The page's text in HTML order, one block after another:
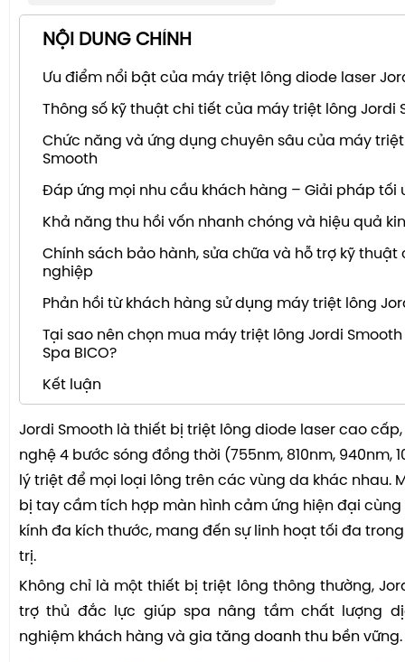
NỘI DUNG CHÍNH
Ưu điểm nổi bật của máy triệt lông diode laser
Thông số kỹ thuật chi tiết của máy triệt lông Jordi
Chức năng và ứng dụng chuyên sâu của máy
Smooth
Đáp ứng mọi nhu cầu khách hàng – Giải pháp tối
Khả năng thu hồi vốn nhanh chóng và hiệu quả
Chính sách bảo hành, sửa chữa và hỗ trợ kỹ thuật
nghiệp
Phản hồi từ khách hàng sử dụng máy triệt lông
Tại sao nên chọn mua máy triệt lông Jordi Smooth
Spa BICO?
Kết luận
Jordi Smooth là thiết bị triệt lông diode laser cao
nghệ 4 bước sóng đồng thời (755nm, 810nm, 940nm,
lý triệt để mọi loại lông trên các vùng da khác nhau.
bị tay cầm tích hợp màn hình cảm ứng hiện đại
kính đa kích thước, mang đến sự linh hoạt tối đa
trị.
Không chỉ là một thiết bị triệt lông thông thường,
trợ thủ đắc lực giúp spa nâng tầm chất lượng
nghiệm khách hàng và gia tăng doanh thu bền vững.